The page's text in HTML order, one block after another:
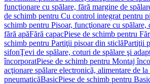
funcţionare cu spălare, fără margine de
de schimb pentru Cu control integrat pentru
schimb pentru Pisoar, funcţionare cu spălare,
fără apăFără capacPiese de schimb pentru
schimb pentru Partiţii pisoar din sticlăPartiţii
sifonŢevi de spălare, coturi de spălare şi
încorporatPiese de schimb pentru Montaj
acţionare spălare electronică, alimentare de la
pneumaticăBasicPiese de schimb pentru